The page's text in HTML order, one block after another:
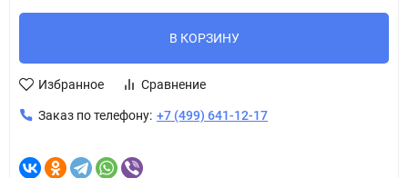
В КОРЗИНУ
Избранное Сравнение
Заказ по телефону: +7 (499) 641-12-17